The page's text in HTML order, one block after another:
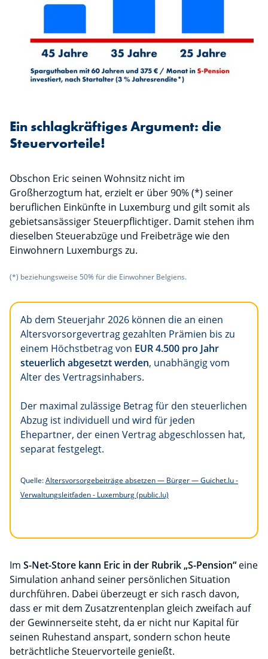
Ein schlagkräftiges Argument: die
Steuervorteile!
Obschon Eric seinen Wohnsitz nicht im
Großherzogtum hat, erzielt er über 90% (*) seiner
beruflichen Einkünfte in Luxemburg und gilt somit als
gebietsansässiger Steuerpflichtiger. Damit stehen ihm
dieselben Steuerabzüge und Freibeträge wie den
Einwohnern Luxemburgs zu.
(*) beziehungsweise 50% für die Einwohner Belgiens.
Ab dem Steuerjahr 2026 können die an einen
Altersvorsorgevertrag gezahlten Prämien bis zu
einem Höchstbetrag von EUR 4.500 pro Jahr
steuerlich abgesetzt werden, unabhängig vom
Alter des Vertragsinhabers.
Der maximal zulässige Betrag für den steuerlichen
Abzug ist individuell und wird für jeden
Ehepartner, der einen Vertrag abgeschlossen hat,
separat festgelegt.
Quelle:Altersvorsorgebeiträge absetzen — Bürger — Guichet.lu -
Verwaltungsleitfaden - Luxemburg (public.lu)
Im S-Net-Store kann Eric in der Rubrik „S-Pension“ eine
Simulation anhand seiner persönlichen Situation
durchführen. Dabei überzeugt er sich rasch davon,
dass er mit dem Zusatzrentenplan gleich zweifach auf
der Gewinnerseite steht, da er nicht nur Kapital für
seinen Ruhestand anspart, sondern schon heute
beträchtliche Steuervorteile genießt.